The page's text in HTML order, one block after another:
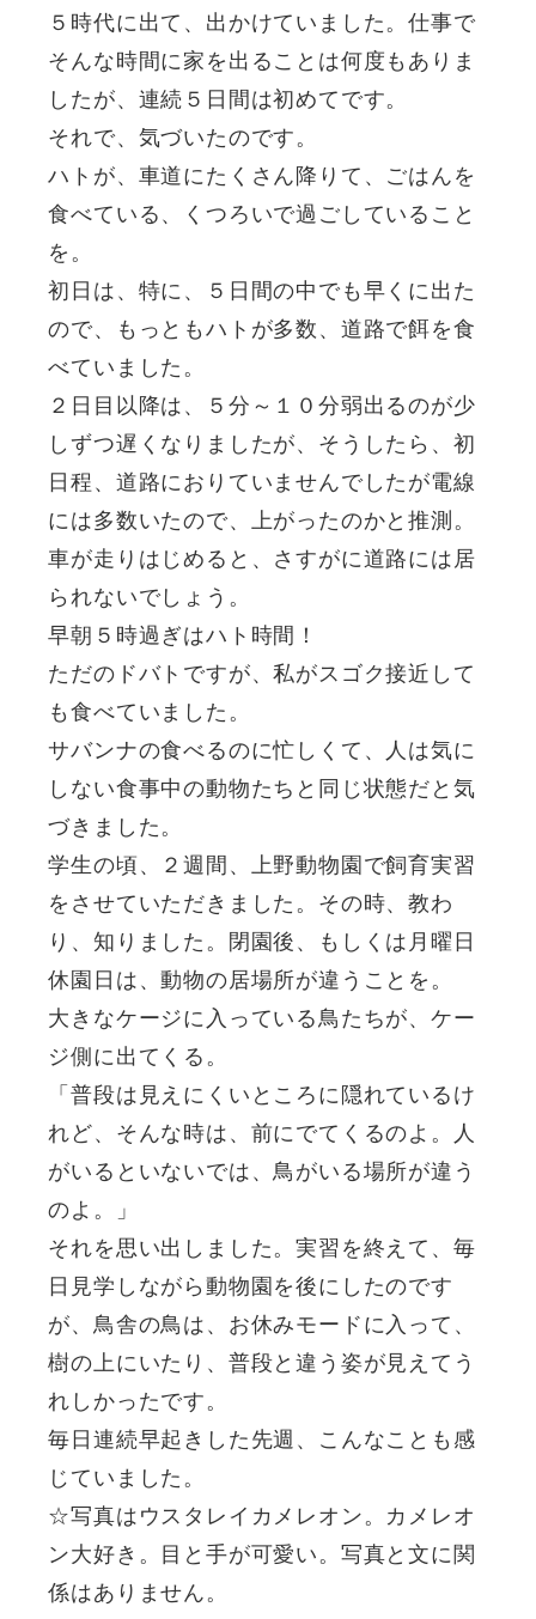
５時代に出て、出かけていました。仕事で
そんな時間に家を出ることは何度もありま
したが、連続５日間は初めてです。
それで、気づいたのです。
ハトが、車道にたくさん降りて、ごはんを
食べている、くつろいで過ごしていること
を。
初日は、特に、５日間の中でも早くに出た
ので、もっともハトが多数、道路で餌を食
べていました。
２日目以降は、５分～１０分弱出るのが少
しずつ遅くなりましたが、そうしたら、初
日程、道路におりていませんでしたが電線
には多数いたので、上がったのかと推測。
車が走りはじめると、さすがに道路には居
られないでしょう。
早朝５時過ぎはハト時間！
ただのドバトですが、私がスゴク接近して
も食べていました。
サバンナの食べるのに忙しくて、人は気に
しない食事中の動物たちと同じ状態だと気
づきました。
学生の頃、２週間、上野動物園で飼育実習
をさせていただきました。その時、教わ
り、知りました。閉園後、もしくは月曜日
休園日は、動物の居場所が違うことを。
大きなケージに入っている鳥たちが、ケー
ジ側に出てくる。
「普段は見えにくいところに隠れているけ
れど、そんな時は、前にでてくるのよ。人
がいるといないでは、鳥がいる場所が違う
のよ。」
それを思い出しました。実習を終えて、毎
日見学しながら動物園を後にしたのです
が、鳥舎の鳥は、お休みモードに入って、
樹の上にいたり、普段と違う姿が見えてう
れしかったです。
毎日連続早起きした先週、こんなことも感
じていました。
☆写真はウスタレイカメレオン。カメレオ
ン大好き。目と手が可愛い。写真と文に関
係はありません。